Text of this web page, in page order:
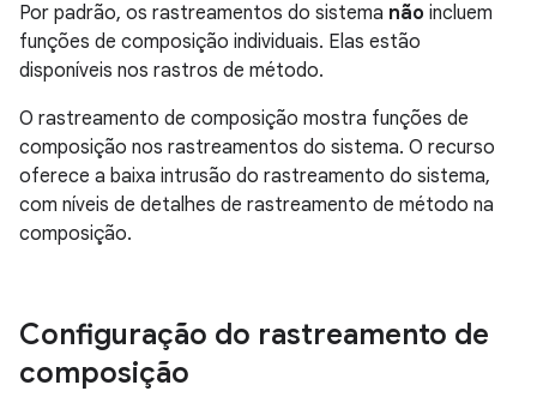
Por padrão, os rastreamentos do sistema não incluem
funções de composição individuais. Elas estão
disponíveis nos rastros de método.
O rastreamento de composição mostra funções de
composição nos rastreamentos do sistema. O recurso
oferece a baixa intrusão do rastreamento do sistema,
com níveis de detalhes de rastreamento de método na
composição.
Configuração do rastreamento de
composição